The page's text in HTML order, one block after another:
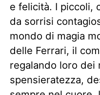
e felicità. I piccoli,
da sorrisi
mondo di magia
delle Ferrari, il
regalando loro dei
spensieratezza,